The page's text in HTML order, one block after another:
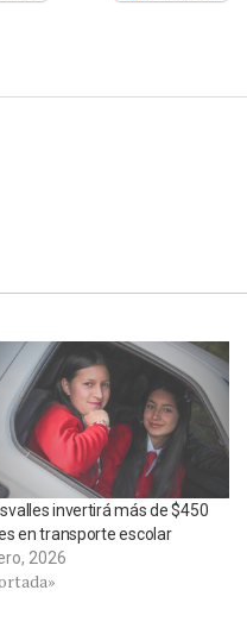
invertirá más de $450
en transporte escolar
2026